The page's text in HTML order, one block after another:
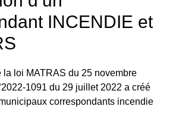
INCENDIE et
la loi MATRAS du 25 novembre
1091 du 29 juillet 2022 a créé
correspondants incendie